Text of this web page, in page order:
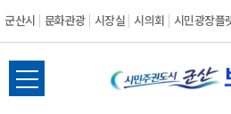
군산시 문화관광 시장실 시의회 시민광장플
군
전
체